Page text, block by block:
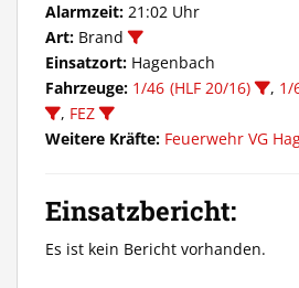
Alarmzeit: 21:02 Uhr
Art: Brand
Einsatzort: Hagenbach
Fahrzeuge: 1/46 (HLF 20/16) , 1/
, FEZ
Weitere Kräfte: Feuerwehr VG
Einsatzbericht:
Es ist kein Bericht vorhanden.